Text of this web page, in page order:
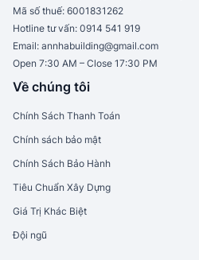
Mã số thuế: 6001831262
Hotline tư vấn: 0914 541 919
Email: annhabuilding@gmail.com
Open 7:30 AM – Close 17:30 PM
Về chúng tôi
Chính Sách Thanh Toán
Chính sách bảo mật
Chính Sách Bảo Hành
Tiêu Chuẩn Xây Dựng
Giá Trị Khác Biệt
Đội ngũ